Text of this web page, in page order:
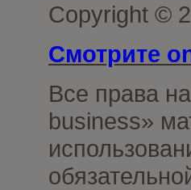
Copyright ©
Смотрите
Все права
business»